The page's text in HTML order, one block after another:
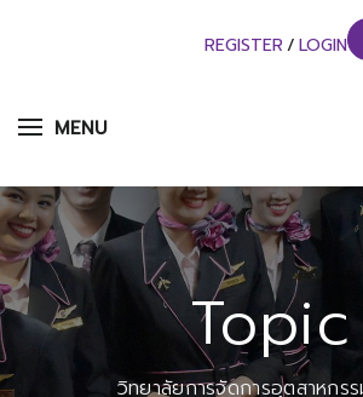
MENU
REGISTER / LOGIN
Topic
วิทยาลัยการจัดการอุตสาหกร